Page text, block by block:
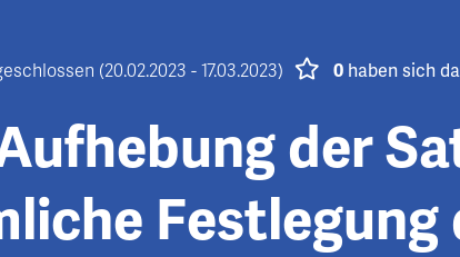
(20.02.2023 - 17.03.2023) 0 haben sich
der
Festlegung